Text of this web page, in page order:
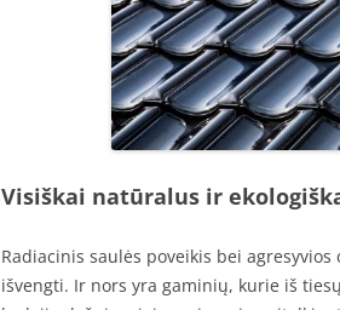
Visiškai natūralus ir
Radiacinis saulės poveikis bei
išvengti. Ir nors yra gaminių, kurie iš